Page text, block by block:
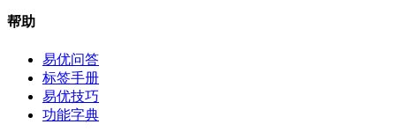
帮助
易优问答
标签手册
易优技巧
功能字典